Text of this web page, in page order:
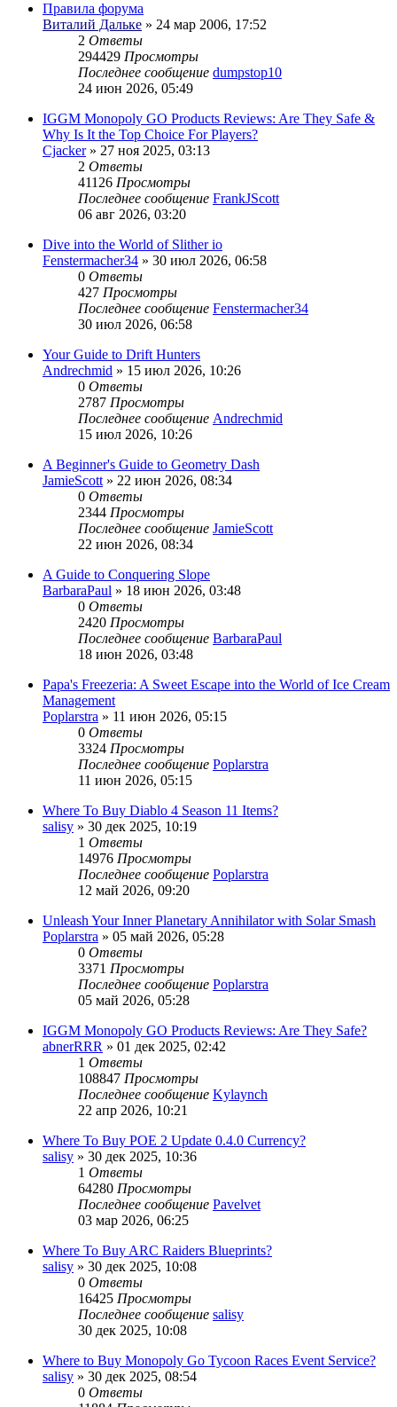
Правила форума
Виталий Дальке » 24 мар 2006, 17:52
2 Ответы
294429 Просмотры
Последнее сообщение dumpstop10
24 июн 2026, 05:49
IGGM Monopoly GO Products Reviews: Are They Safe &
Why Is It the Top Choice For Players?
Cjacker» 27 ноя 2025, 03:13
2 Ответы
41126 Просмотры
Последнее сообщение FrankJScott
06 авг 2026, 03:20
Dive into the World of Slither io
Fenstermacher34 » 30 июл 2026, 06:58
0 Ответы
427 Просмотры
Последнее сообщение Fenstermacher34
30 июл 2026, 06:58
Your Guide to Drift Hunters
Andrechmid » 15 июл 2026, 10:26
0 Ответы
2787 Просмотры
Последнее сообщение Andrechmid
15 июл 2026, 10:26
A Beginner's Guide to Geometry Dash
JamieScott » 22 июн 2026, 08:34
0 Ответы
2344 Просмотры
Последнее сообщение JamieScott
22 июн 2026, 08:34
A Guide to Conquering Slope
BarbaraPaul » 18 июн 2026, 03:48
0 Ответы
2420 Просмотры
Последнее сообщение BarbaraPaul
18 июн 2026, 03:48
Papa's Freezeria: A Sweet Escape into the World of Ice Cream
Management
Poplarstra » 11 июн 2026, 05:15
0 Ответы
3324 Просмотры
Последнее сообщение Poplarstra
11 июн 2026, 05:15
Where To Buy Diablo 4 Season 11 Items?
salisy » 30 дек 2025, 10:19
1 Ответы
14976 Просмотры
Последнее сообщение Poplarstra
12 май 2026, 09:20
Unleash Your Inner Planetary Annihilator with Solar Smash
Poplarstra » 05 май 2026, 05:28
0 Ответы
3371 Просмотры
Последнее сообщение Poplarstra
05 май 2026, 05:28
IGGM Monopoly GO Products Reviews: Are They Safe?
abnerRRR » 01 дек 2025, 02:42
1 Ответы
108847 Просмотры
Последнее сообщение Kylaynch
22 апр 2026, 10:21
Where To Buy POE 2 Update 0.4.0 Currency?
salisy » 30 дек 2025, 10:36
1 Ответы
64280 Просмотры
Последнее сообщение Pavelvet
03 мар 2026, 06:25
Where To Buy ARC Raiders Blueprints?
salisy » 30 дек 2025, 10:08
0 Ответы
16425 Просмотры
Последнее сообщение salisy
30 дек 2025, 10:08
Where to Buy Monopoly Go Tycoon Races Event Service?
salisy » 30 дек 2025, 08:54
0 Ответы